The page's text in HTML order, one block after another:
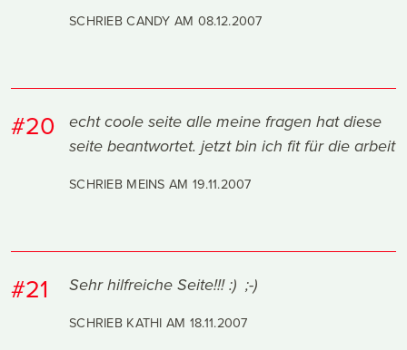
SCHRIEB CANDY AM 08.12.2007
#20
echt coole seite alle meine fragen hat diese
seite beantwortet. jetzt bin ich fit für die arbeit
SCHRIEB MEINS AM 19.11.2007
#21 Sehr hilfreiche Seite!!! :) ;-)
SCHRIEB KATHI AM 18.11.2007